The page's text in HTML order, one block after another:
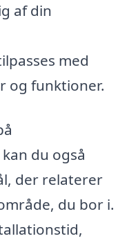
af din
med
og funktioner.
du også
der relaterer
du bor i.